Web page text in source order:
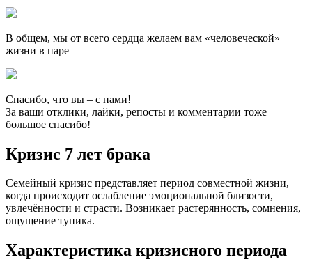
В общем, мы от всего сердца желаем вам «человеческой»
жизни в паре
Спасибо, что вы – с нами!
За ваши отклики, лайки, репосты и комментарии тоже
большое спасибо!
Кризис 7 лет брака
Семейный кризис представляет период совместной жизни,
когда происходит ослабление эмоциональной близости,
увлечённости и страсти. Возникает растерянность, сомнения,
ощущение тупика.
Характеристика кризисного периода